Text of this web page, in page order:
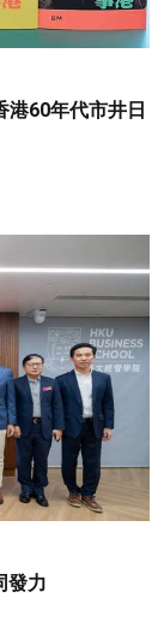
港60年代市井日
發力